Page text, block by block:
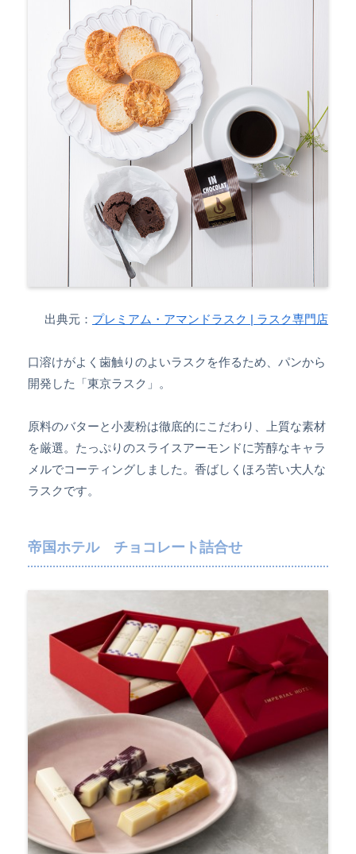
出典元： プレミアム・アマンドラスク | ラスク専門店
口溶けがよく歯触りのよいラスクを作るため、パンから
開発した「東京ラスク」。
原料のバターと小麦粉は徹底的にこだわり、上質な素材
を厳選。たっぷりのスライスアーモンドに芳醇なキャラ
メルでコーティングしました。香ばしくほろ苦い大人な
ラスクです。
帝国ホテル チョコレート詰合せ